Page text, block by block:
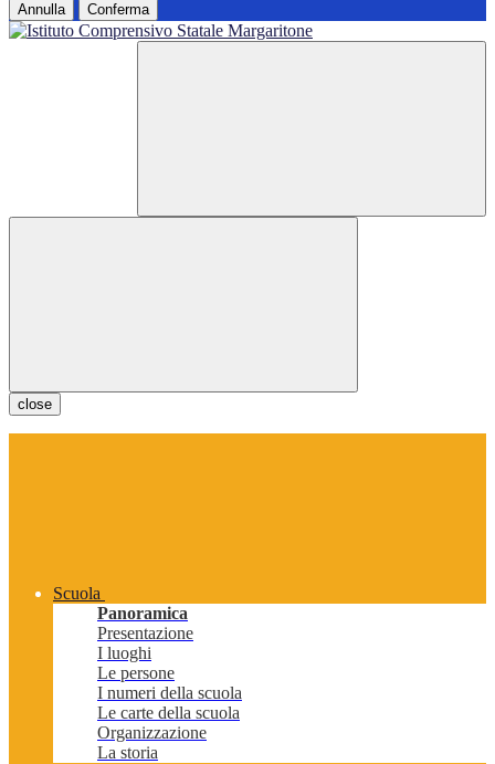
Annulla Conferma
close
Scuola
Panoramica
Presentazione
I luoghi
Le persone
I numeri della scuola
Le carte della scuola
Organizzazione
La storia